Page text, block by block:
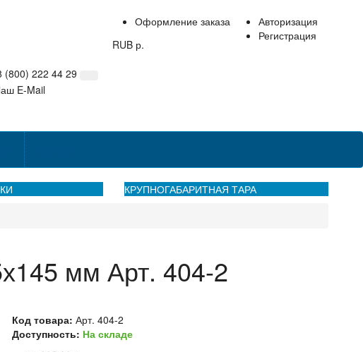
Авторизация
Регистрация
Оформление заказа
RUB р.
222 44 29
КРУПНОГАБАРИТНАЯ ТАРА
мм Арт. 404-2
Код товара: Арт. 404-2
Доступность: На складе